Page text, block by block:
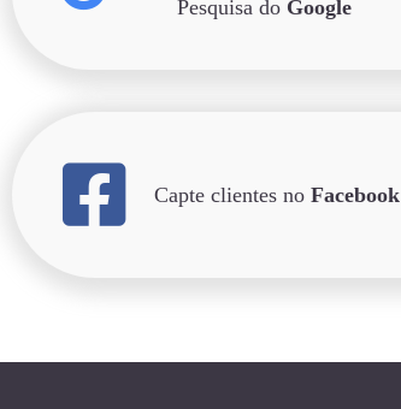
Pesquisa do Google
Capte clientes no Facebook